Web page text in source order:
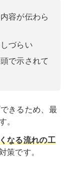
容が伝わら
づらい
で示されて
きるため、最
。
なる流れの工
策です。